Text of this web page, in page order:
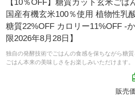
【10％OFF】糖質カット玄米ごは
国産有機玄米100％使用 植物性乳
糖質22%OFF カロリー11%OFF -
限2026年8月28日】
独自の発酵技術でごはんの食感を保ちながら糖質
ごはん本来の美味しさをお楽しみいただけます。
販売